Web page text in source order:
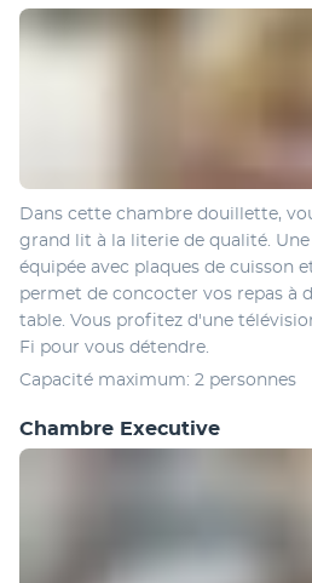
Dans cette chambre douillette,
grand lit à la literie de qualité.
équipée avec plaques de cuisson
permet de concocter vos repas à
table. Vous profitez d'une
Fi pour vous détendre.
Capacité maximum: 2 personnes
Chambre Executive